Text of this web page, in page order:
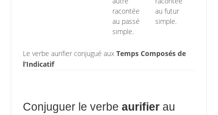
racontée
au passé
simple.
au futur
simple.
Le verbe aurifier conjugué aux Temps Composés de
l’Indicatif
Conjuguer le verbe aurifierau